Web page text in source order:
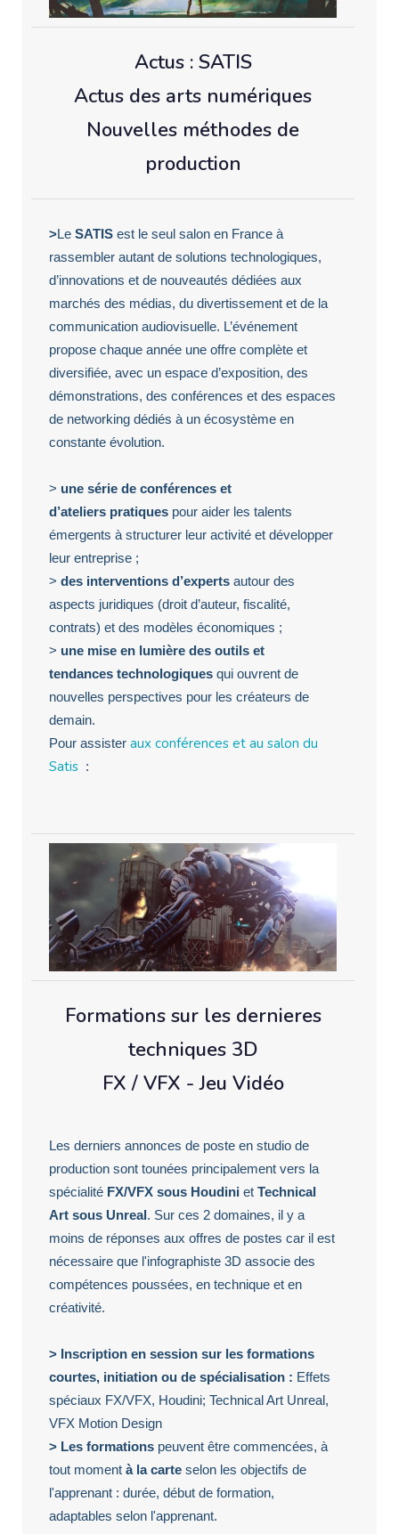
Actus : SATIS
Actus des arts numériques
Nouvelles méthodes de
production
>Le SATIS est le seul salon en France à
rassembler autant de solutions technologiques,
d’innovations et de nouveautés dédiées aux
marchés des médias, du divertissement et de la
communication audiovisuelle. L’événement
propose chaque année une offre complète et
diversifiée, avec un espace d’exposition, des
démonstrations, des conférences et des espaces
de networking dédiés à un écosystème en
constante évolution.
> une série de conférences et
d’ateliers pratiques pour aider les talents
émergents à structurer leur activité et développer
leur entreprise ;
> des interventions d’experts autour des
aspects juridiques (droit d’auteur, fiscalité,
contrats) et des modèles économiques ;
> une mise en lumière des outils et
tendances technologiques qui ouvrent de
nouvelles perspectives pour les créateurs de
demain.
Pour assister aux conférences et au salon du
Satis :
Formations sur les dernieres
techniques 3D
FX / VFX - Jeu Vidéo
Les derniers annonces de poste en studio de
production sont tounées principalement vers la
spécialité FX/VFX sous Houdini et Technical
Art sous Unreal. Sur ces 2 domaines, il y a
moins de réponses aux offres de postes car il est
nécessaire que l'infographiste 3D associe des
compétences poussées, en technique et en
créativité.
> Inscription en session sur les formations
courtes, initiation ou de spécialisation : Effets
spéciaux FX/VFX, Houdini; Technical Art Unreal,
VFX Motion Design
> Les formations peuvent être commencées, à
tout moment à la carte selon les objectifs de
l'apprenant : durée, début de formation,
adaptables selon l'apprenant.